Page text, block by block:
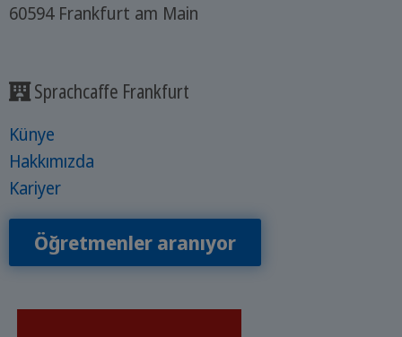
60594 Frankfurt am Main
Sprachcaffe Frankfurt
Künye
Hakkımızda
Kariyer
Öğretmenler aranıyor